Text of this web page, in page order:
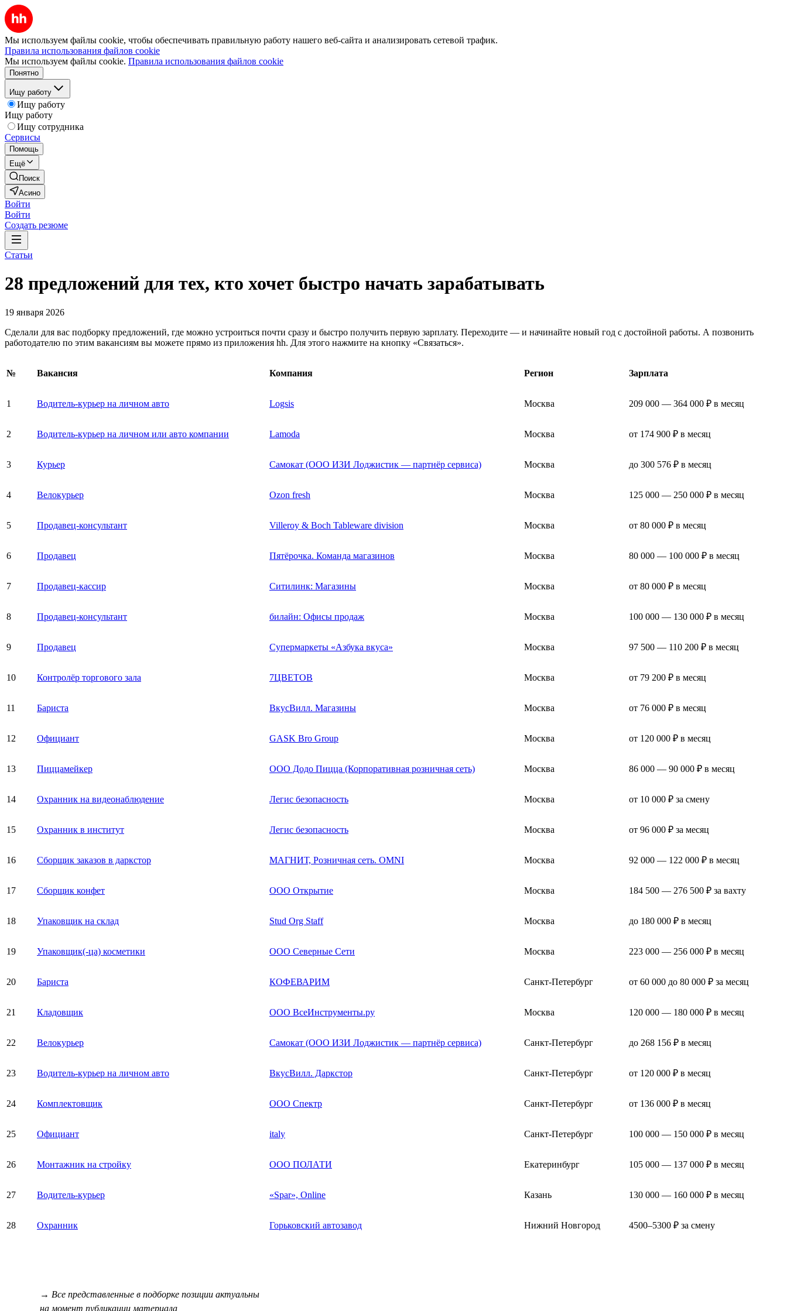
Мы используем файлы cookie, чтобы обеспечивать правильную работу нашего веб-сайта и анализировать сетевой трафик.
Правила использования файлов cookie
Мы используем файлы cookie. Правила использования файлов cookie
Понятно
Ищу работу
Ищу работу
Ищу работу
Ищу сотрудника
Сервисы
Помощь
Ещё
Поиск
Асино
Войти
Войти
Создать резюме
Статьи
28 предложений для тех, кто хочет быстро начать зарабатывать
19 января 2026
Сделали для вас подборку предложений, где можно устроиться почти сразу и быстро получить первую зарплату. Переходите — и начинайте новый год с достойной работы. А позвонить
работодателю по этим вакансиям вы можете прямо из приложения hh. Для этого нажмите на кнопку «Связаться».
№ Вакансия Компания Регион Зарплата
1 Водитель-курьер на личном авто Logsis Москва 209 000 — 364 000 ₽ в месяц
2 Водитель-курьер на личном или авто компании Lamoda Москва от 174 900 ₽ в месяц
3 Курьер Самокат (ООО ИЗИ Лоджистик — партнёр сервиса) Москва до 300 576 ₽ в месяц
4 Велокурьер Ozon fresh Москва 125 000 — 250 000 ₽ в месяц
5 Продавец-консультант Villeroy & Boch Tableware division Москва от 80 000 ₽ в месяц
6 Продавец Пятёрочка. Команда магазинов Москва 80 000 — 100 000 ₽ в месяц
7 Продавец-кассир Ситилинк: Магазины Москва от 80 000 ₽ в месяц
8 Продавец-консультант билайн: Офисы продаж Москва 100 000 — 130 000 ₽ в месяц
9 Продавец Супермаркеты «Азбука вкуса» Москва 97 500 — 110 200 ₽ в месяц
10 Контролёр торгового зала 7ЦВЕТОВ Москва от 79 200 ₽ в месяц
11 Бариста ВкусВилл. Магазины Москва от 76 000 ₽ в месяц
12 Официант GASK Bro Group Москва от 120 000 ₽ в месяц
13 Пиццамейкер ООО Додо Пицца (Корпоративная розничная сеть) Москва 86 000 — 90 000 ₽ в месяц
14 Охранник на видеонаблюдение Легис безопасность Москва от 10 000 ₽ за смену
15 Охранник в институт Легис безопасность Москва от 96 000 ₽ за месяц
16 Сборщик заказов в даркстор МАГНИТ, Розничная сеть. OMNI Москва 92 000 — 122 000 ₽ в месяц
17 Сборщик конфет ООО Открытие Москва 184 500 — 276 500 ₽ за вахту
18 Упаковщик на склад Stud Org Staff Москва до 180 000 ₽ в месяц
19 Упаковщик(-ца) косметики ООО Северные Сети Москва 223 000 — 256 000 ₽ в месяц
20 Бариста КОФЕВАРИМ Санкт-Петербург от 60 000 до 80 000 ₽ за месяц
21 Кладовщик ООО ВсеИнструменты.ру Москва 120 000 — 180 000 ₽ в месяц
22 Велокурьер Самокат (ООО ИЗИ Лоджистик — партнёр сервиса) Санкт-Петербург до 268 156 ₽ в месяц
23 Водитель-курьер на личном авто ВкусВилл. Даркстор Санкт-Петербург от 120 000 ₽ в месяц
24 Комплектовщик ООО Спектр Санкт-Петербург от 136 000 ₽ в месяц
25 Официант italy Санкт-Петербург 100 000 — 150 000 ₽ в месяц
26 Монтажник на стройку ООО ПОЛАТИ Екатеринбург 105 000 — 137 000 ₽ в месяц
27 Водитель-курьер «Spar», Online Казань 130 000 — 160 000 ₽ в месяц
28 Охранник Горьковский автозавод Нижний Новгород 4500–5300 ₽ за смену
→ Все представленные в подборке позиции актуальны
на момент публикации материала